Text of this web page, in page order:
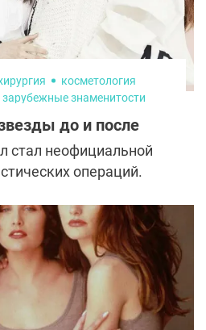
экспертами.
косметология
зарубежные знаменитости
до и после
стал неофициальной
операций.
Беверли-Хиллз» - так
Каннам сами жители и
находится около 500
услуги по
из причин такой